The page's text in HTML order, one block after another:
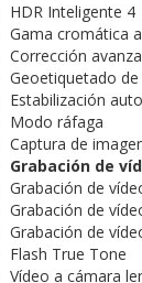
HDR Inteligente 4
Gama cromática
Corrección
Geoetiquetado
Estabilización
Modo ráfaga
Captura de
Grabación de
Grabación de
Grabación de
Grabación de
Flash True Tone
Vídeo a cámara